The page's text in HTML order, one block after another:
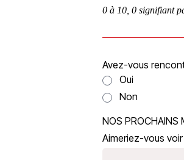
0 à 10, 0 signifiant
Avez-vous
Oui
Non
NOS PROCHAINS
Aimeriez-vous